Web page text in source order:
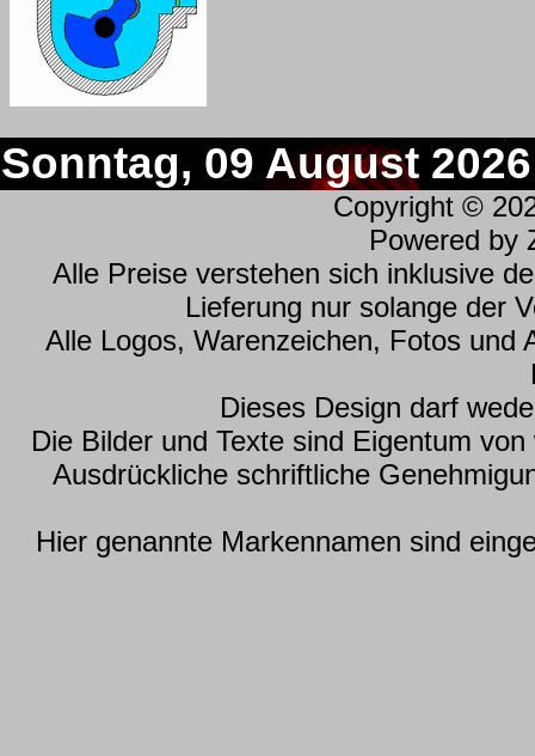
Sonntag, 09 August 2026
Copyright ©
Powered by
Alle Preise verstehen sich inklusive
Lieferung nur solange der
Alle Logos, Warenzeichen, Fotos und
Dieses Design darf
Die Bilder und Texte sind Eigentum
Ausdrückliche schriftliche
Hier genannte Markennamen sind